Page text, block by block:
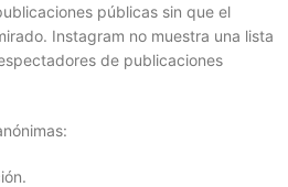
públicas sin que el
Instagram no muestra una lista
de publicaciones